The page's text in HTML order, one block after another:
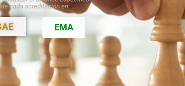
de cada acreditación en:
EMA